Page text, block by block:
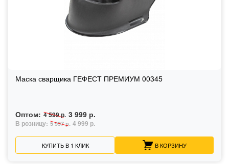
Маска сварщика ГЕФЕСТ ПРЕМИУМ 00345
Оптом: 4 599 р. 3 999 р.
В розницу: 5 997 р. 4 999 р.
КУПИТЬ В 1 КЛИК В КОРЗИНУ